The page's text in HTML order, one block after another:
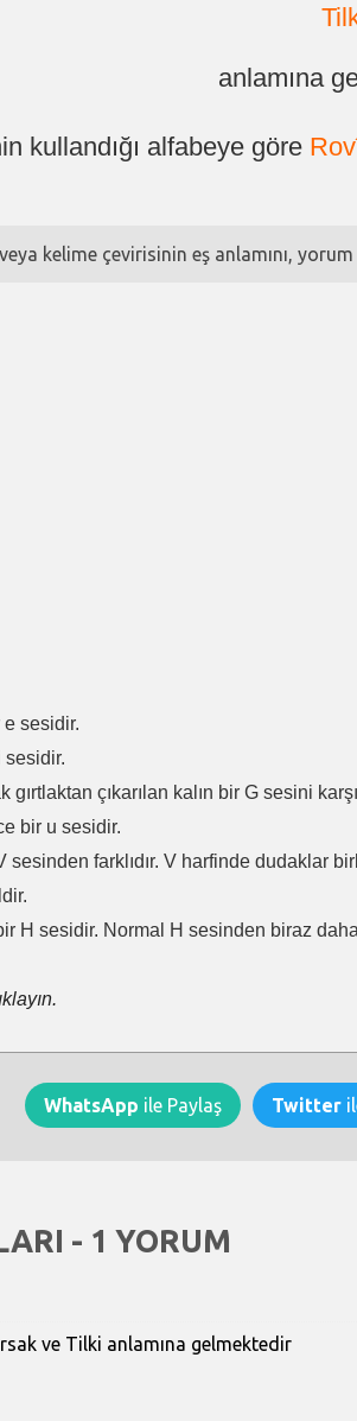
anlamına
kullandığı alfabeye göre
kelime çevirisinin eş anlamını,
sesidir.
sesidir.
gırtlaktan çıkarılan kalın bir G sesini
bir u sesidir.
sesinden farklıdır. V harfinde dudaklar
H sesidir. Normal H sesinden biraz
WhatsApp ile Paylaş Twitter
- 1 YORUM
ve Tilki anlamına gelmektedir